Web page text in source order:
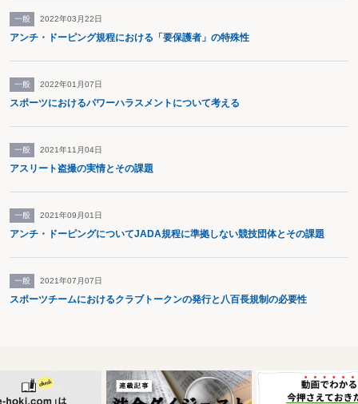
一般 2022年03月22日
アンチ・ドーピング規程における「要保護者」の特殊性
一般 2022年01月07日
スポーツにおけるパワーハラスメントについて考える
一般 2021年11月04日
アスリート盗撮の実情とその課題
一般 2021年09月01日
アンチ・ドーピングについてJADA規程に準拠しない競技団体とその課題
一般 2021年07月07日
スポーツチームにおけるクラブトークンの発行と八百長規制の必要性